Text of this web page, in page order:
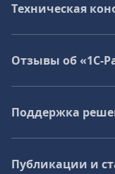
Техническая
Отзывы об «1С-
Поддержка
Публикации и